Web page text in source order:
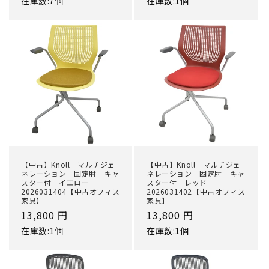
【中古】Knoll マルチジェ
ネレーション 固定肘 キャ
スター付 イエロー
2026031404【中古オフィス
家具】
通
常
13,800 円
在庫数:1個
【中古】Knoll マルチジェ
ネレーション 固定肘 キャ
スター付 レッド
2026031402【中古オフィス
家具】
通
常
13,800 円
在庫数:1個